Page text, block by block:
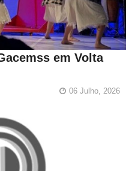
em Volta
06 Julho, 2026